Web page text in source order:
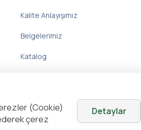
Kalite Anlayışımız
Belgelerimiz
Katalog
Bilgi
(Cookie)
çerez
Detaylar